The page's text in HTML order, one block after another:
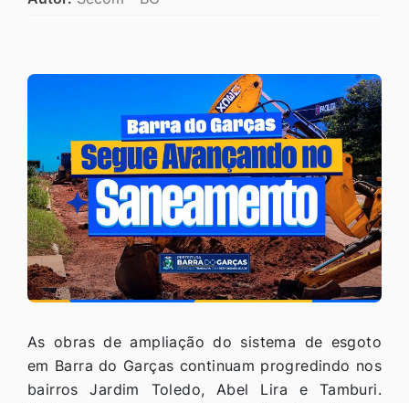
As obras de ampliação do sistema de esgoto
em Barra do Garças continuam progredindo nos
bairros Jardim Toledo, Abel Lira e Tamburi.